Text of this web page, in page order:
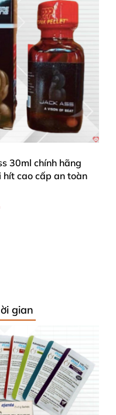
30ml chính hãng
hít cao cấp an toàn
gian